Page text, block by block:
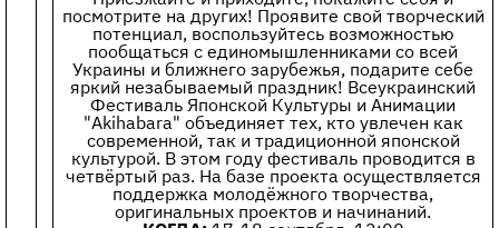
посмотрите на других! Проявите свой творческий
потенциал, воспользуйтесь возможностью
пообщаться с единомышленниками со всей
Украины и ближнего зарубежья, подарите себе
яркий незабываемый праздник! Всеукраинский
Фестиваль Японской Культуры и Анимации
"Akihabara" объединяет тех, кто увлечен как
современной, так и традиционной японской
культурой. В этом году фестиваль проводится в
четвёртый раз. На базе проекта осуществляется
поддержка молодёжного творчества,
оригинальных проектов и начинаний.